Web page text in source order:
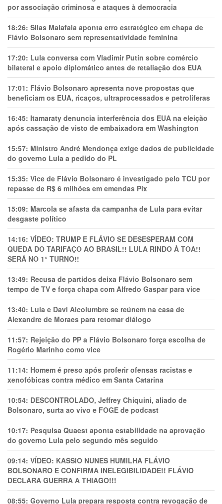
por associação criminosa e ataques à democracia
18:26: Silas Malafaia aponta erro estratégico em chapa de
Flávio Bolsonaro sem representatividade feminina
17:20: Lula conversa com Vladimir Putin sobre comércio
bilateral e apoio diplomático antes de retaliação dos EUA
17:01: Flávio Bolsonaro apresenta nove propostas que
beneficiam os EUA, ricaços, ultraprocessados e petrolíferas
16:45: Itamaraty denuncia interferência dos EUA na eleição
após cassação de visto de embaixadora em Washington
15:57: Ministro André Mendonça exige dados de publicidade
do governo Lula a pedido do PL
15:35: Vice de Flávio Bolsonaro é investigado pelo TCU por
repasse de R$ 6 milhões em emendas Pix
15:09: Marcola se afasta da campanha de Lula para evitar
desgaste político
14:16: VÍDEO: TRUMP E FLÁVIO SE DESESPERAM COM
QUEDA DO TARIFAÇO AO BRASIL!! LULA RINDO À TOA!!
SERÁ NO 1° TURNO!!
13:49: Recusa de partidos deixa Flávio Bolsonaro sem
tempo de TV e força chapa com Alfredo Gaspar para vice
13:40: Lula e Davi Alcolumbre se reúnem na casa de
Alexandre de Moraes para retomar diálogo
11:57: Rejeição do PP a Flávio Bolsonaro força escolha de
Rogério Marinho como vice
11:14: Homem é preso após proferir ofensas racistas e
xenofóbicas contra médico em Santa Catarina
10:54: DESCONTROLADO, Jeffrey Chiquini, aliado de
Bolsonaro, surta ao vivo e FOGE de podcast
10:17: Pesquisa Quaest aponta estabilidade na aprovação
do governo Lula pelo segundo mês seguido
09:14: VÍDEO: KASSIO NUNES HUMlLHA FLÁVIO
BOLSONARO E CONFIRMA INELEGIBILIDADE!! FLÁVIO
DECLARA GUERRA A THIAGO!!!
08:55: Governo Lula prepara resposta contra revogação de